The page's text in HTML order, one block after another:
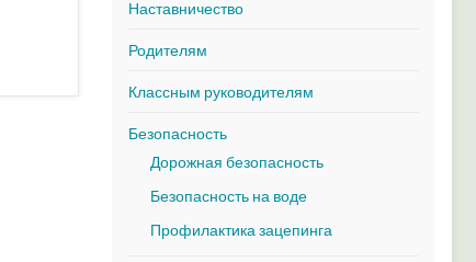
Наставничество
Родителям
Классным руководителям
Безопасность
Дорожная безопасность
Безопасность на воде
Профилактика зацепинга